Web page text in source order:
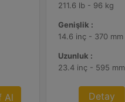
Al
211.6 lb - 96 kg
Genişlik :
14.6 inç - 370 mm
Uzunluk :
23.4 inç - 595 mm
Detay